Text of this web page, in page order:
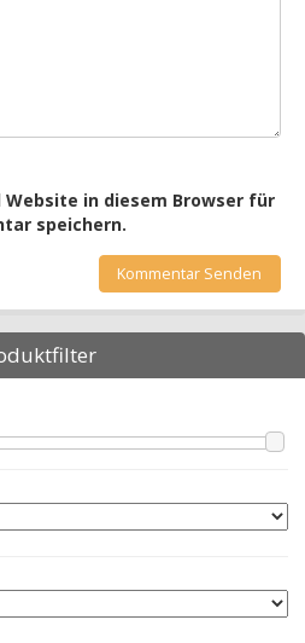
Website in diesem Browser für
speichern.